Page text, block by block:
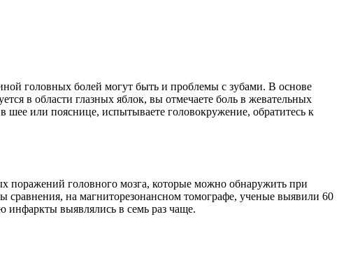
головных болей могут быть и проблемы с зубами. В основе
в области глазных яблок, вы отмечаете боль в жевательных
или пояснице, испытываете головокружение, обратитесь к
поражений головного мозга, которые можно обнаружить при
сравнения, на магниторезонансном томографе, ученые выявили 60
инфаркты выявлялись в семь раз чаще.